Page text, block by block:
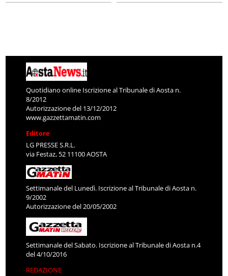
Quotidiano online Iscrizione al Tribunale di Aosta n.
8/2012
Autorizzazione del 13/12/2012
www.gazzettamatin.com
Editore
LG PRESSE S.R.L.
via Festaz, 52 11100 AOSTA
Settimanale del Lunedì. Iscrizione al Tribunale di Aosta n.
9/2002
Autorizzazione del 20/05/2002
Settimanale del Sabato. Iscrizione al Tribunale di Aosta n.4
del 4/10/2016
REDAZIONE